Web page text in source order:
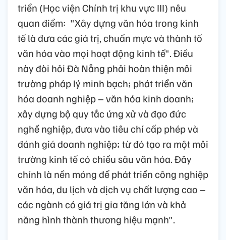
triển (Học viện Chính trị khu vực III) nêu
quan điểm: "Xây dựng văn hóa trong kinh
tế là đưa các giá trị, chuẩn mực và thành tố
văn hóa vào mọi hoạt động kinh tế". Điều
này đòi hỏi Đà Nẵng phải hoàn thiện môi
trường pháp lý minh bạch; phát triển văn
hóa doanh nghiệp – văn hóa kinh doanh;
xây dựng bộ quy tắc ứng xử và đạo đức
nghề nghiệp, đưa vào tiêu chí cấp phép và
đánh giá doanh nghiệp; từ đó tạo ra một môi
trường kinh tế có chiều sâu văn hóa. Đây
chính là nền móng để phát triển công nghiệp
văn hóa, du lịch và dịch vụ chất lượng cao –
các ngành có giá trị gia tăng lớn và khả
năng hình thành thương hiệu mạnh".